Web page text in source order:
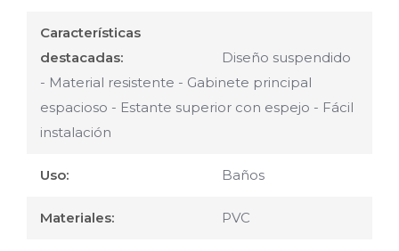
Características
destacadas:
Diseño suspendido
- Material resistente - Gabinete principal
espacioso - Estante superior con espejo - Fácil
instalación
Uso: Baños
Materiales: PVC